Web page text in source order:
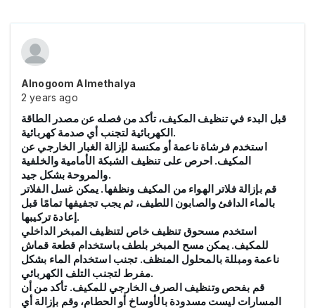
Alnogoom Almethalya
2 years ago
قبل البدء في تنظيف المكيف، تأكد من فصله عن مصدر الطاقة
الكهربائية لتجنب أي صدمة كهربائية .
استخدم فرشاة ناعمة أو مكنسة لإزالة الغبار الخارجي عن
المكيف. احرص على تنظيف الشبكة الأمامية والخلفية
والمروحة بشكل جيد.
قم بإزالة فلاتر الهواء من المكيف ونظفها. يمكن غسل الفلاتر
بالماء الدافئ والصابون اللطيف، ثم يجب تجفيفها تمامًا قبل
إعادة تركيبها.
استخدم مسحوق تنظيف خاص لتنظيف المبخر الداخلي
للمكيف. يمكن مسح المبخر بلطف باستخدام قطعة قماش
ناعمة ومبللة بالمحلول المنظف. تجنب استخدام الماء بشكل
مفرط لتجنب التلف الكهربائي.
قم بفحص وتنظيف الصرف الخارجي للمكيف. تأكد من أن
المسارات ليست مسدودة بالأوساخ أو الحطام، وقم بإزالة أي